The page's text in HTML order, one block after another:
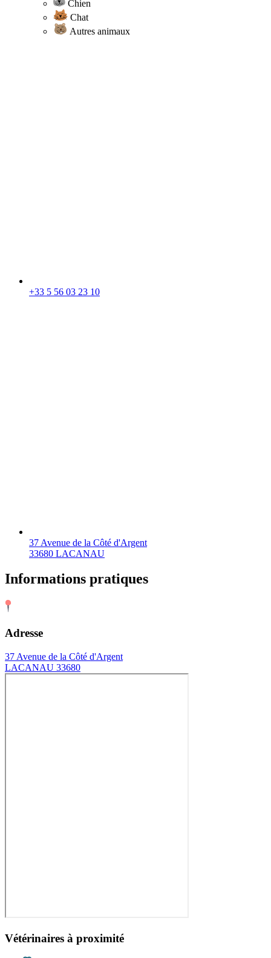
Chien
Chat
Autres animaux
+33 5 56 03 23 10
37 Avenue de la Côté d'Argent
33680 LACANAU
Informations pratiques
Adresse
37 Avenue de la Côté d'Argent
LACANAU 33680
Vétérinaires à proximité